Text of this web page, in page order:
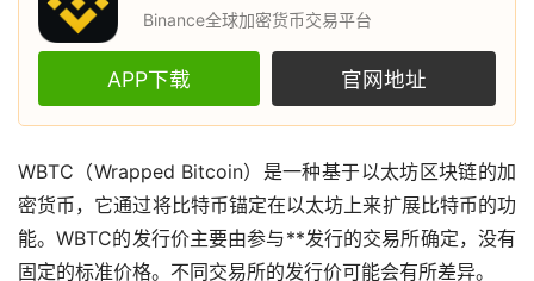
Binance全球加密货币交易平台
APP下载 官网地址
WBTC（Wrapped Bitcoin）是一种基于以太坊区块链的加
密货币，它通过将比特币锚定在以太坊上来扩展比特币的功
能。WBTC的发行价主要由参与**发行的交易所确定，没有
固定的标准价格。不同交易所的发行价可能会有所差异。